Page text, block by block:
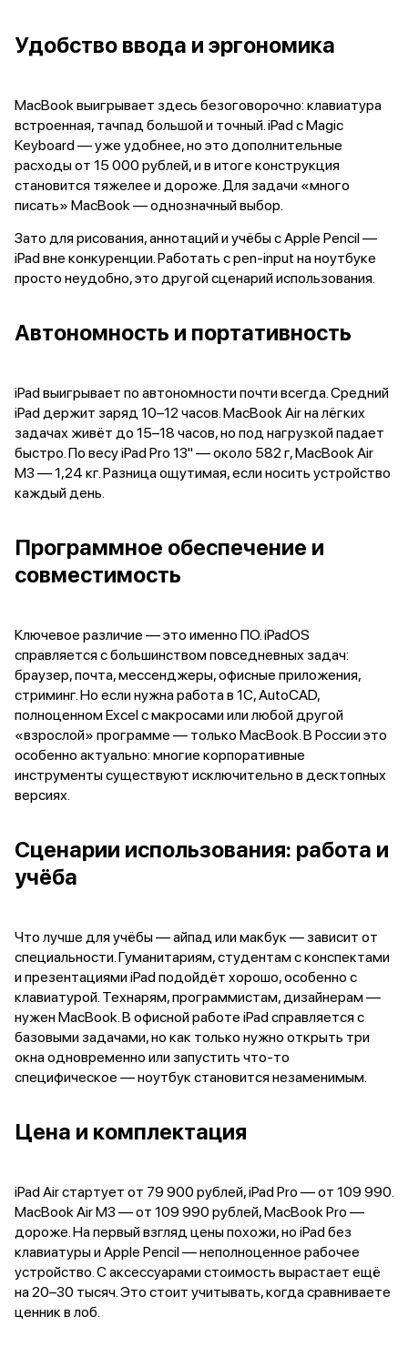
Ремешки для iPhone
Аксессуары для гаджетов
Аксессуары для игровых приставок
Держатели и подставки
Держатели для смартфонов
Баннер ПВЗ
Смартфоны
Смартфоны Huawei
Смартфоны Samsung
Аксессуары для смартфонов
USB-C кабели
Сетевые зарядные устройства
Huawei
Samsung
Google
Баннер ПВЗ
Баннер гарантия
Смартфоны Motorola
Смартфоны Infinix
Наушники
Проводные наушники
Беспроводные наушники
Гарнитуры
Наушники с шумоподавлением
Накладные наушники
Акустические системы
Мониторы
Баннер гарантия
Marshall
Samsung
Sony
JBL
CMF
Anker
Техника для дома
Баннер ПВЗ
Популярные бренды
Уход за одеждой
Баннер доставка
Красота и здоровье
Укладка волос
Удобство ввода и эргономика
MacBook выигрывает здесь безоговорочно: клавиатура
встроенная, тачпад большой и точный. iPad с Magic
Keyboard — уже удобнее, но это дополнительные
расходы от 15 000 рублей, и в итоге конструкция
становится тяжелее и дороже. Для задачи «много
писать» MacBook — однозначный выбор.
Зато для рисования, аннотаций и учёбы с Apple Pencil —
iPad вне конкуренции. Работать с pen-input на ноутбуке
просто неудобно, это другой сценарий использования.
Автономность и портативность
iPad выигрывает по автономности почти всегда. Средний
iPad держит заряд 10–12 часов. MacBook Air на лёгких
задачах живёт до 15–18 часов, но под нагрузкой падает
быстро. По весу iPad Pro 13" — около 582 г, MacBook Air
M3 — 1,24 кг. Разница ощутимая, если носить устройство
каждый день.
Программное обеспечение и
совместимость
Ключевое различие — это именно ПО. iPadOS
справляется с большинством повседневных задач:
браузер, почта, мессенджеры, офисные приложения,
стриминг. Но если нужна работа в 1С, AutoCAD,
полноценном Excel с макросами или любой другой
«взрослой» программе — только MacBook. В России это
особенно актуально: многие корпоративные
инструменты существуют исключительно в десктопных
версиях.
Сценарии использования: работа и
учёба
Что лучше для учёбы — айпад или макбук — зависит от
специальности. Гуманитариям, студентам с конспектами
и презентациями iPad подойдёт хорошо, особенно с
клавиатурой. Технарям, программистам, дизайнерам —
нужен MacBook. В офисной работе iPad справляется с
базовыми задачами, но как только нужно открыть три
окна одновременно или запустить что-то
специфическое — ноутбук становится незаменимым.
Цена и комплектация
iPad Air стартует от 79 900 рублей, iPad Pro — от 109 990.
MacBook Air M3 — от 109 990 рублей, MacBook Pro —
дороже. На первый взгляд цены похожи, но iPad без
клавиатуры и Apple Pencil — неполноценное рабочее
устройство. С аксессуарами стоимость вырастает ещё
на 20–30 тысяч. Это стоит учитывать, когда сравниваете
ценник в лоб.